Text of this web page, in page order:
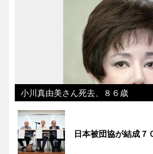
小川真由美さん死去、８６歳
日本被団協が結成７